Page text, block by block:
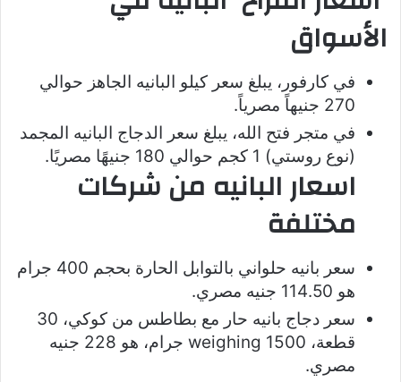
الأسواق
في كارفور، يبلغ سعر كيلو البانيه الجاهز حوالي
270 جنيهاً مصرياً.
في متجر فتح الله، يبلغ سعر الدجاج البانيه المجمد
(نوع روستي) 1 كجم حوالي 180 جنيهًا مصريًا.
اسعار البانيه من شركات
مختلفة
سعر بانيه حلواني بالتوابل الحارة بحجم 400 جرام
هو 114.50 جنيه مصري.
سعر دجاج بانيه حار مع بطاطس من كوكي، 30
قطعة، weighing 1500 جرام، هو 228 جنيه
مصري.